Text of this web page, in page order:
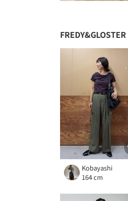
FREDY&GLOSTER
Kobayashi
164 cm